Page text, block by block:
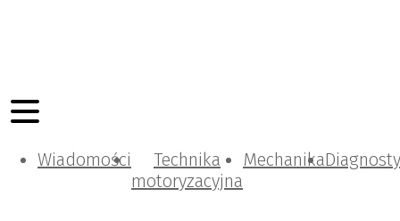
Wiadomości
Technika
motoryzacyjna
Mechanika